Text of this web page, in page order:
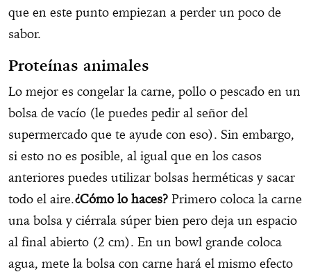
que en este punto empiezan a perder un poco de
sabor.
Proteínas animales
Lo mejor es congelar la carne, pollo o pescado en un
bolsa de vacío (le puedes pedir al señor del
supermercado que te ayude con eso). Sin embargo,
si esto no es posible, al igual que en los casos
anteriores puedes utilizar bolsas herméticas y sacar
todo el aire.¿Cómo lo haces? Primero coloca la carne
una bolsa y ciérrala súper bien pero deja un espacio
al final abierto (2 cm). En un bowl grande coloca
agua, mete la bolsa con carne hará el mismo efecto